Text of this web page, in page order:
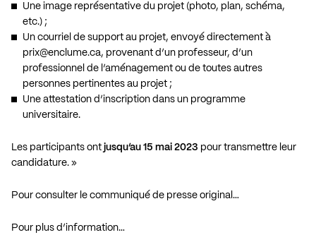
Une image représentative du projet (photo, plan, schéma,
etc.) ;
Un courriel de support au projet, envoyé directement à
prix@enclume.ca, provenant d’un professeur, d’un
professionnel de l’aménagement ou de toutes autres
personnes pertinentes au projet ;
Une attestation d’inscription dans un programme
universitaire.
Les participants ont jusqu’au 15 mai 2023 pour transmettre leur
candidature. »
Pour consulter le communiqué de presse original…
Pour plus d’information…